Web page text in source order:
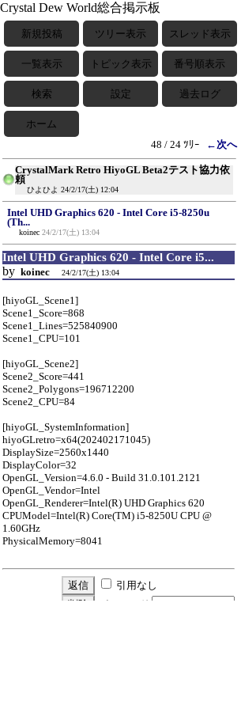
Crystal Dew World総合掲示板
新規投稿 ツリー表示 スレッド表示
一覧表示 トピック表示 番号順表示
検索 設定 過去ログ
ホーム
48 / 24 ﾂﾘｰ
←次へ
CrystalMark Retro HiyoGL Beta2テスト協力依
頼
ひよひよ 24/2/17(土) 12:04
Intel UHD Graphics 620 - Intel Core i5-8250u
(Th...
koinec 24/2/17(土) 13:04
Intel UHD Graphics 620 - Intel Core i5...
by koinec 24/2/17(土) 13:04
[hiyoGL_Scene1]
Scene1_Score=868
Scene1_Lines=525840900
Scene1_CPU=101
[hiyoGL_Scene2]
Scene2_Score=441
Scene2_Polygons=196712200
Scene2_CPU=84
[hiyoGL_SystemInformation]
hiyoGLretro=x64(202402171045)
DisplaySize=2560x1440
DisplayColor=32
OpenGL_Version=4.6.0 - Build 31.0.101.2121
OpenGL_Vendor=Intel
OpenGL_Renderer=Intel(R) UHD Graphics 620
CPUModel=Intel(R) Core(TM) i5-8250U CPU @
1.60GHz
PhysicalMemory=8041
引用なし
パスワード